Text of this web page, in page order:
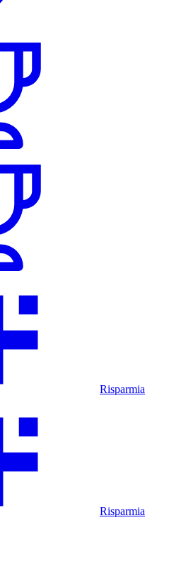
Risparmia
Risparmia